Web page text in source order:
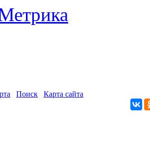
Поиск Карта сайта